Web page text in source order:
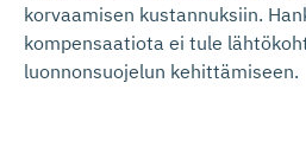
korvaamisen kustannuksiin.
kompensaatiota ei tule
luonnonsuojelun kehittämiseen.